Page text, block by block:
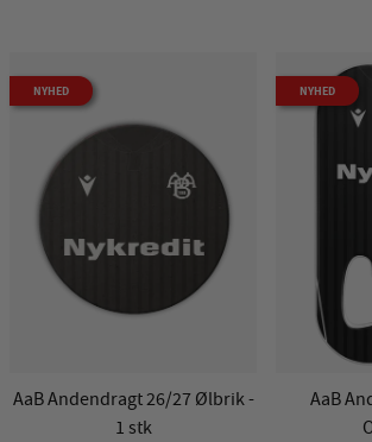
NYHED
AaB Andendragt 26/27 Ølbrik -
1 stk
NYHED
AaB